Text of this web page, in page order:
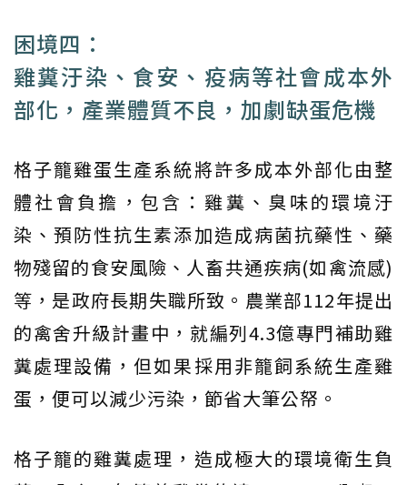
困境四：
雞糞汙染、食安、疫病等社會成本外
部化，產業體質不良，加劇缺蛋危機
格子籠雞蛋生產系統將許多成本外部化由整
體社會負擔，包含：雞糞、臭味的環境汙
染、預防性抗生素添加造成病菌抗藥性、藥
物殘留的食安風險、人畜共通疾病(如禽流感)
等，是政府長期失職所致。農業部112年提出
的禽舍升級計畫中，就編列4.3億專門補助雞
糞處理設備，但如果採用非籠飼系統生產雞
蛋，便可以減少污染，節省大筆公帑。
格子籠的雞糞處理，造成極大的環境衛生負